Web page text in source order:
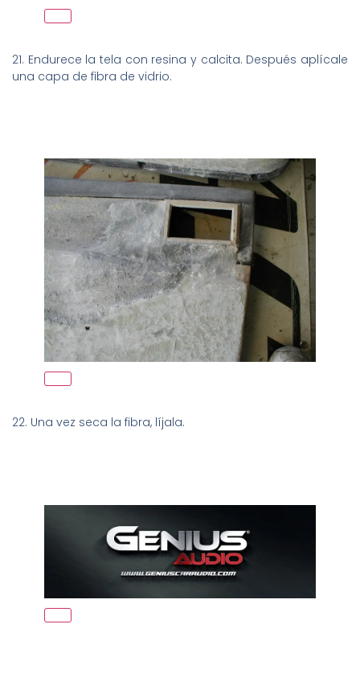
21. Endurece la tela con resina y calcita. Después aplícale
una capa de fibra de vidrio.
22. Una vez seca la fibra, líjala.